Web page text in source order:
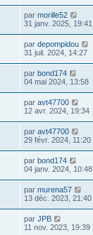
e
par morille52
31 janv. 2025, 19:41
par depompidou
31 juil. 2024, 14:27
par bond174
04 mai 2024, 13:58
par avt47700
12 avr. 2024, 19:34
par avt47700
29 févr. 2024, 11:20
par bond174
04 janv. 2024, 10:48
par murena57
13 déc. 2023, 21:40
par JPB
11 nov. 2023, 19:39